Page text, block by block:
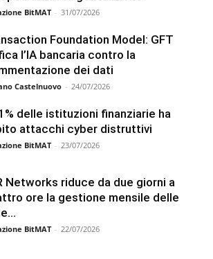
BitMAT - 31/07/2026
Foundation Model: GFT
l’IA bancaria contro la
dei dati
Castelnuovo - 24/07/2026
delle istituzioni finanziarie ha
attacchi cyber distruttivi
BitMAT - 23/07/2026
Networks riduce da due giorni a
ore la gestione mensile delle
BitMAT - 22/07/2026